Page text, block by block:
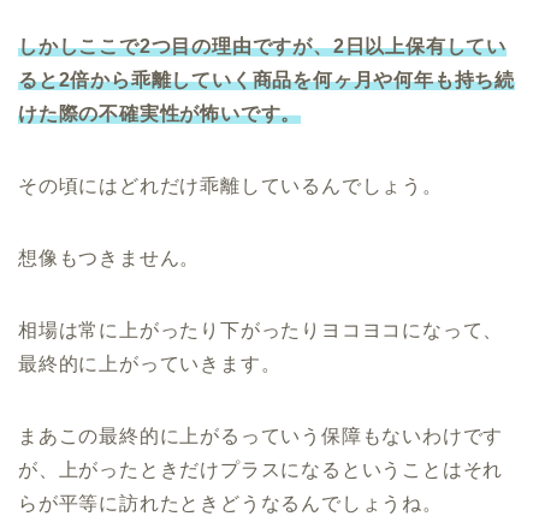
しかしここで2つ目の理由ですが、2日以上保有してい
ると2倍から乖離していく商品を何ヶ月や何年も持ち続
けた際の不確実性が怖いです。
その頃にはどれだけ乖離しているんでしょう。
想像もつきません。
相場は常に上がったり下がったりヨコヨコになって、
最終的に上がっていきます。
まあこの最終的に上がるっていう保障もないわけです
が、上がったときだけプラスになるということはそれ
らが平等に訪れたときどうなるんでしょうね。